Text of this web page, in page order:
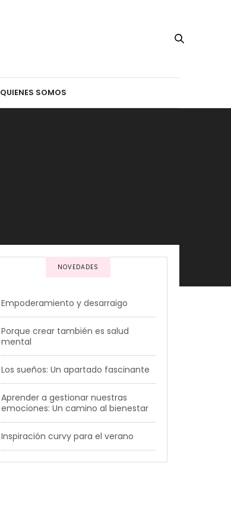
QUIENES SOMOS
NOVEDADES
Empoderamiento y desarraigo
Porque crear también es salud
mental
Los sueños: Un apartado fascinante
Aprender a gestionar nuestras
emociones: Un camino al bienestar
Inspiración curvy para el verano